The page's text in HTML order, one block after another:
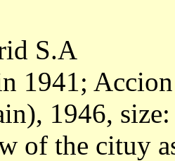
S.A
1941;
1946,
of the cituy